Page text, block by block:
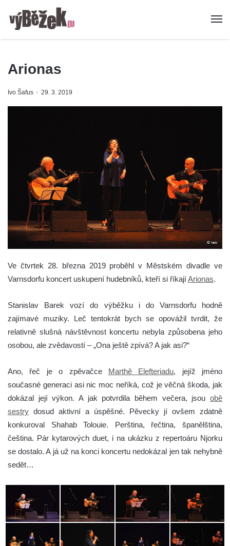
Arionas
Ivo Šafus 29. 3. 2019
Ve čtvrtek 28. března 2019 proběhl v Městském divadle ve
Varnsdorfu koncert uskupení hudebníků, kteří si říkajíArionas.
Stanislav Barek vozí do výběžku i do Varnsdorfu hodně
zajímavé muziky. Leč tentokrát bych se opovážil tvrdit, že
relativně slušná návštěvnost koncertu nebyla způsobena jeho
osobou, ale zvědavostí – „Ona ještě zpívá? A jak asi?“
Ano, řeč je o zpěvačce Marthě Elefteriadu, jejíž jméno
současné generaci asi nic moc neříká, což je věčná škoda, jak
dokázal její výkon. A jak potvrdila během večera, jsou obě
sestry dosud aktivní a úspěšné. Pěvecky jí ovšem zdatně
konkuroval Shahab Tolouie. Perština, řečtina, španělština,
čeština. Pár kytarových duet, i na ukázku z repertoáru Njorku
se dostalo. A já už na konci koncertu nedokázal jen tak nehybně
sedět…